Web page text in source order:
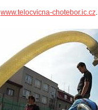
www.telocvicna-chotebor.ic.cz.